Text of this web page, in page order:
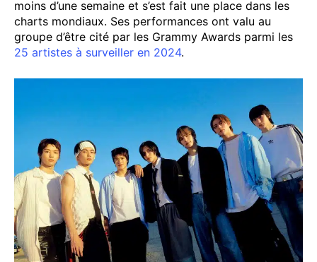
moins d’une semaine et s’est fait une place dans les
charts mondiaux. Ses performances ont valu au
groupe d’être cité par les Grammy Awards parmi les
25 artistes à surveiller en 2024.